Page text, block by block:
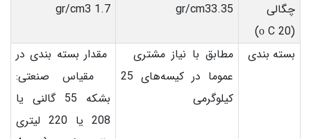
چگالی
(ο C 20)
gr/cm33.35
1.7 gr/cm3
بسته بندی
مطابق با نیاز مشتری
عموما در کیسه‌های 25
کیلوگرمی
مقدار بسته بندی در
مقیاس صنعتی:
بشکه 55 گالنی یا
208 یا 220 لیتری